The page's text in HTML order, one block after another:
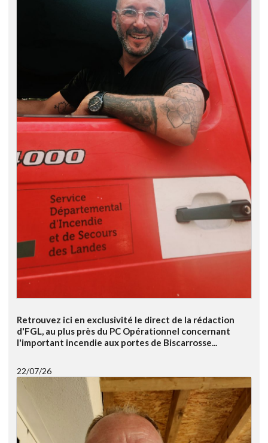
Retrouvez ici en exclusivité le direct de la rédaction
d'FGL, au plus près du PC Opérationnel concernant
l'important incendie aux portes de Biscarrosse...
22/07/26